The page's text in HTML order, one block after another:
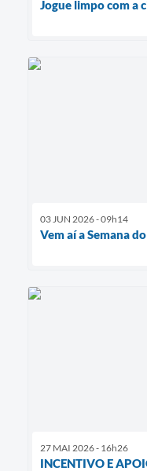
Jogue limpo com a
03 JUN 2026 - 09h14
Vem aí a Semana
27 MAI 2026 - 16h26
INCENTIVO E